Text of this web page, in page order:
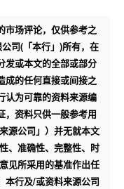
市场评论，仅供参考之
司(「本行」)所有，在
发或本文的全部或部分
成的任何直接或间接之
认为可靠的资料来源编
，资料只供一般参考用
源公司」）并无就本文
、准确性、完整性、时
见所采用的基准作出任
本行及/或资料来源公司